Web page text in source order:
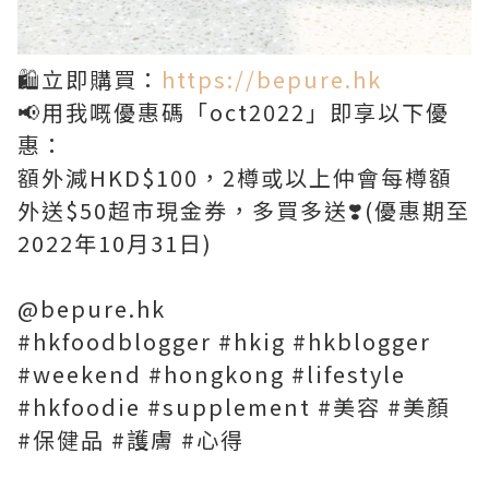
🛍立即購買： https://bepure.hk
📢用我嘅優惠碼「oct2022」即享以下優
惠：
額外減HKD$100，2樽或以上仲會每樽額
外送$50超市現金券，多買多送❣️(優惠期至
2022年10月31日)
@bepure.hk
#hkfoodblogger #hkig #hkblogger
#weekend #hongkong #lifestyle
#hkfoodie #supplement #美容 #美顏
#保健品 #護膚 #心得